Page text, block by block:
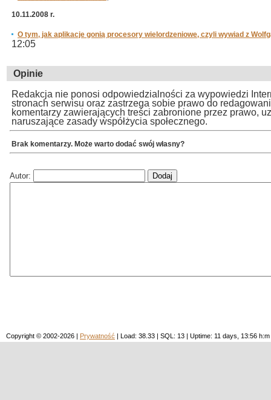
10.11.2008 r.
O tym, jak aplikacje gonią procesory wielordzeniowe, czyli wywiad z
12:05
Opinie
Redakcja nie ponosi odpowiedzialności za wypowiedzi
stronach serwisu oraz zastrzega sobie prawo do
komentarzy zawierających treści zabronione przez prawo,
naruszające zasady współżycia społecznego.
Brak komentarzy. Może warto dodać swój własny?
Autor:
Copyright © 2002-2026 | Prywatność | Load: 38.33 | SQL: 13 | Uptime: 11 days, 13:56